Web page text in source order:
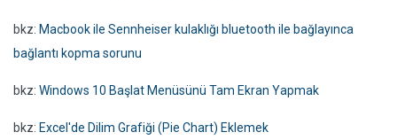
bkz: Macbook ile Sennheiser kulaklığı bluetooth ile bağlayınca
bağlantı kopma sorunu
bkz: Windows 10 Başlat Menüsünü Tam Ekran Yapmak
bkz: Excel'de Dilim Grafiği (Pie Chart) Eklemek